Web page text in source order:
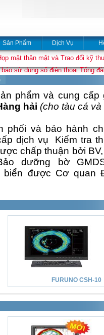
Sản Phẩm Dịch Vụ
mặt thân mật và Trao đổi kỹ
sử dụng số điện thoại Tổng
phẩm và cung
hải (cho tàu cá và
phối và bảo hành
dịch vụ Kiểm tra
chấp thuận bởi
dưỡng bờ
biển được Cơ quan
FURUNO CSH-10